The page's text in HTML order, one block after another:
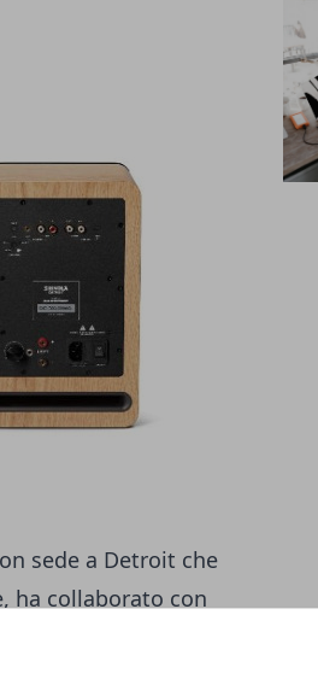
sede a Detroit che
ha collaborato con
professionale di
Bluetooth.